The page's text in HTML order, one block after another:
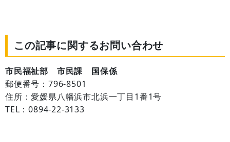
この記事に関するお問い合わせ
市民福祉部 市民課 国保係
郵便番号：796-8501
住所：愛媛県八幡浜市北浜一丁目1番1号
TEL：0894-22-3133